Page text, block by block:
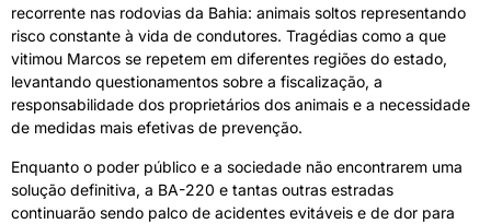
recorrente nas rodovias da Bahia: animais soltos representando
risco constante à vida de condutores. Tragédias como a que
vitimou Marcos se repetem em diferentes regiões do estado,
levantando questionamentos sobre a fiscalização, a
responsabilidade dos proprietários dos animais e a necessidade
de medidas mais efetivas de prevenção.
Enquanto o poder público e a sociedade não encontrarem uma
solução definitiva, a BA-220 e tantas outras estradas
continuarão sendo palco de acidentes evitáveis e de dor para